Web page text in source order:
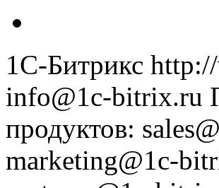
1С-Битрикс
info@1c-bitrix.ru
продуктов:
marketing@1c-